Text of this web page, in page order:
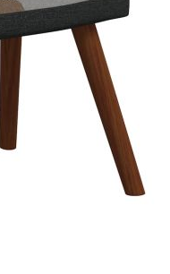
NewPay плаща
и
към тях:
изпращане на
на стойност до
от стойността на
Останалата сума се
без оскъпяване. За
/ €511.31
на поръчката се
с оскъпяване. За
/ €1022.61